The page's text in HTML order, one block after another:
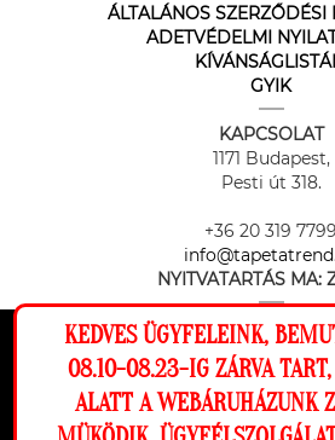
Ez a weboldal cookie-kat használ,
lehető legjobb élményt nyújtsa
Beállítások
ÁLTALÁNOS SZERZŐDÉSI
ADETVÉDELMI
GYIK
KAPCSOLAT
1171 Budapest,
Pesti út 318.
+36 20 319 7799
NYITVATARTÁS MA:
Az online fizetést a Barion Payment Zrt.
KEDVES ÜGYFELEINK,
08.10-08.23-IG ZÁRVA
ALATT A WEBÁRUHÁZUNK